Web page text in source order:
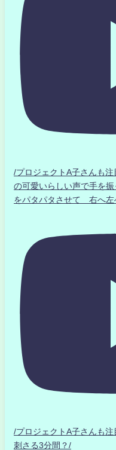
/プロジェクトA子さん
の可愛いらしい声で手を
をパタパタさせて 右へ左
/プロジェクトA子さんも
刺さる3分間？/